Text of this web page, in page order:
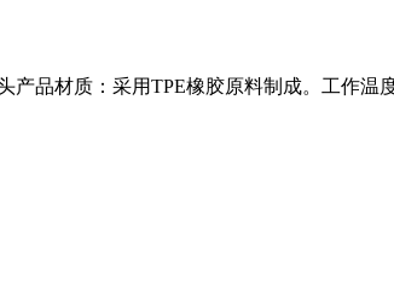
产品材质：采用TPE橡胶原料制成。工作